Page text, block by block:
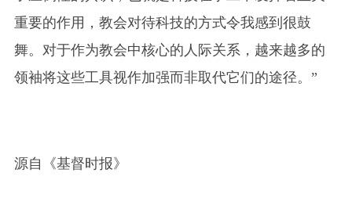
重要的作用，教会对待科技的方式令我感到很鼓
舞。对于作为教会中核心的人际关系，越来越多的
领袖将这些工具视作加强而非取代它们的途径。”
源自《基督时报》